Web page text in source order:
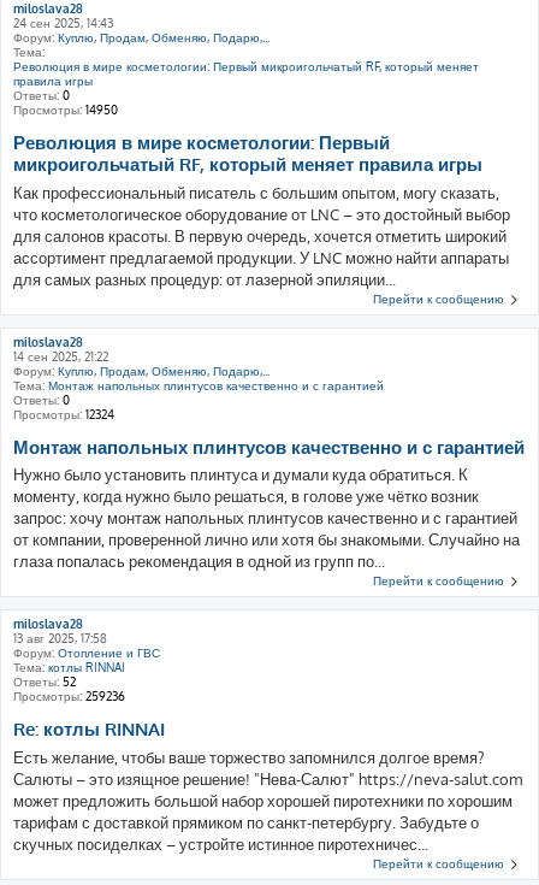
miloslava28
24 сен 2025, 14:43
Форум: Куплю, Продам, Обменяю, Подарю,...
Тема:
Революция в мире косметологии: Первый микроигольчатый RF, который меняет
правила игры
Ответы: 0
Просмотры: 14950
Революция в мире косметологии: Первый
микроигольчатый RF, который меняет правила игры
Как профессиональный писатель с большим опытом, могу сказать,
что косметологическое оборудование от LNC – это достойный выбор
для салонов красоты. В первую очередь, хочется отметить широкий
ассортимент предлагаемой продукции. У LNC можно найти аппараты
для самых разных процедур: от лазерной эпиляции...
Перейти к сообщению
miloslava28
14 сен 2025, 21:22
Форум: Куплю, Продам, Обменяю, Подарю,...
Тема: Монтаж напольных плинтусов качественно и с гарантией
Ответы: 0
Просмотры: 12324
Монтаж напольных плинтусов качественно и с гарантией
Нужно было установить плинтуса и думали куда обратиться. К
моменту, когда нужно было решаться, в голове уже чётко возник
запрос: хочу монтаж напольных плинтусов качественно и с гарантией
от компании, проверенной лично или хотя бы знакомыми. Случайно на
глаза попалась рекомендация в одной из групп по...
Перейти к сообщению
miloslava28
13 авг 2025, 17:58
Форум: Отопление и ГВС
Тема: котлы RINNAI
Ответы: 52
Просмотры: 259236
Re: котлы RINNAI
Есть желание, чтобы ваше торжество запомнился долгое время?
Салюты – это изящное решение! "Нева-Салют" https://neva-salut.com
может предложить большой набор хорошей пиротехники по хорошим
тарифам с доставкой прямиком по санкт-петербургу. Забудьте о
скучных посиделках – устройте истинное пиротехничес...
Перейти к сообщению